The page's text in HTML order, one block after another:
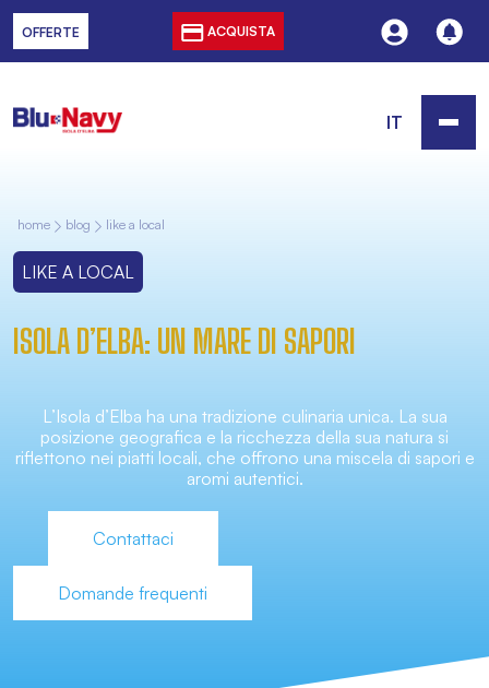
OFFERTE ACQUISTA
IT
home blog like a local
LIKE A LOCAL
ISOLA D’ELBA: UN MARE DI SAPORI
L’Isola d’Elba ha una tradizione culinaria unica. La sua
posizione geografica e la ricchezza della sua natura si
riflettono nei piatti locali, che offrono una miscela di sapori e
aromi autentici.
Contattaci
Domande frequenti